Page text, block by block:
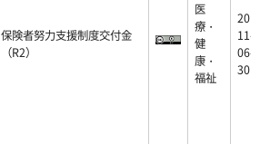
保険者努力支援制度交付金
（R2）
医
療・
健
康・
福祉
20
11-
06-
30